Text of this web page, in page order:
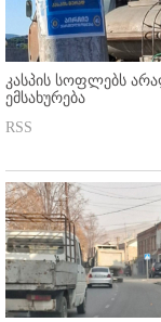
კასპის სოფლებს
ემსახურება
RSS